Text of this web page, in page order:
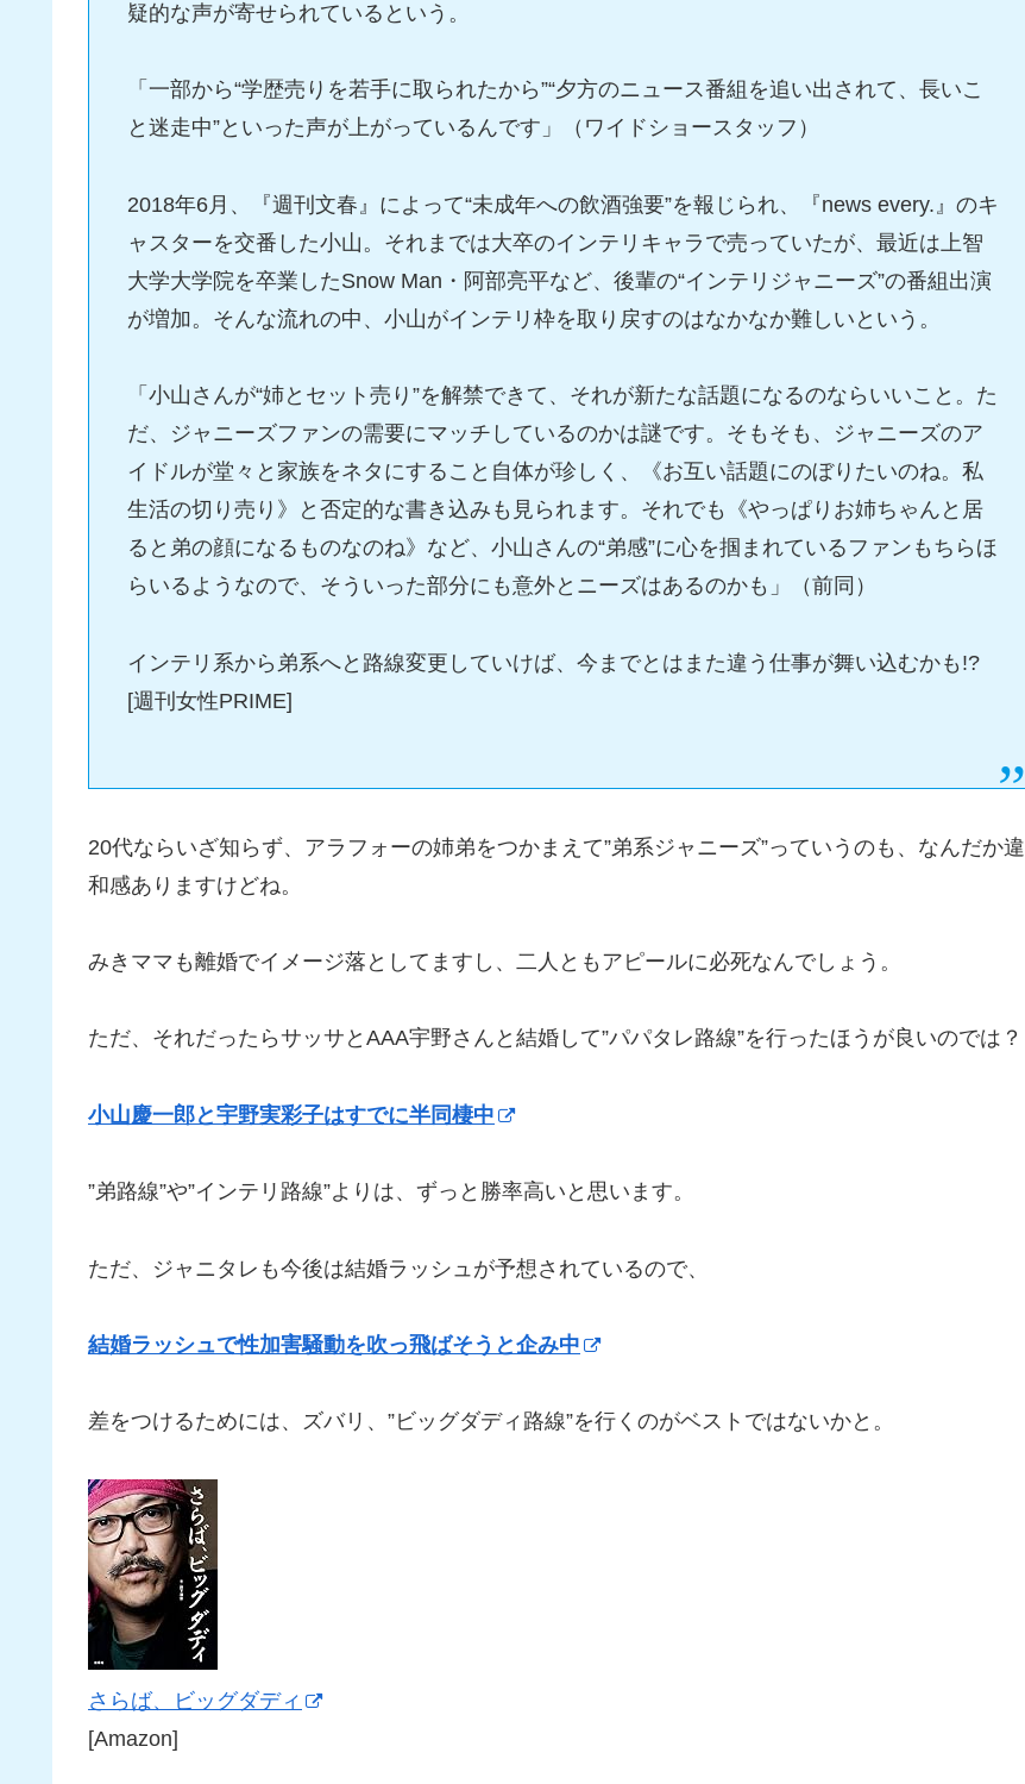
疑的な声が寄せられているという。
「一部から“学歴売りを若手に取られたから”“夕方のニュース番組を追い出されて、長いこ
と迷走中”といった声が上がっているんです」（ワイドショースタッフ）
2018年6月、『週刊文春』によって“未成年への飲酒強要”を報じられ、『news every.』のキ
ャスターを交番した小山。それまでは大卒のインテリキャラで売っていたが、最近は上智
大学大学院を卒業したSnow Man・阿部亮平など、後輩の“インテリジャニーズ”の番組出演
が増加。そんな流れの中、小山がインテリ枠を取り戻すのはなかなか難しいという。
「小山さんが“姉とセット売り”を解禁できて、それが新たな話題になるのならいいこと。た
だ、ジャニーズファンの需要にマッチしているのかは謎です。そもそも、ジャニーズのア
イドルが堂々と家族をネタにすること自体が珍しく、《お互い話題にのぼりたいのね。私
生活の切り売り》と否定的な書き込みも見られます。それでも《やっぱりお姉ちゃんと居
ると弟の顔になるものなのね》など、小山さんの“弟感”に心を掴まれているファンもちらほ
らいるようなので、そういった部分にも意外とニーズはあるのかも」（前同）
インテリ系から弟系へと路線変更していけば、今までとはまた違う仕事が舞い込むかも!?
[週刊女性PRIME]
20代ならいざ知らず、アラフォーの姉弟をつかまえて”弟系ジャニーズ”っていうのも、なんだか違
和感ありますけどね。
みきママも離婚でイメージ落としてますし、二人ともアピールに必死なんでしょう。
ただ、それだったらサッサとAAA宇野さんと結婚して”パパタレ路線”を行ったほうが良いのでは？
小山慶一郎と宇野実彩子はすでに半同棲中
”弟路線”や”インテリ路線”よりは、ずっと勝率高いと思います。
ただ、ジャニタレも今後は結婚ラッシュが予想されているので、
結婚ラッシュで性加害騒動を吹っ飛ばそうと企み中
差をつけるためには、ズバリ、”ビッグダディ路線”を行くのがベストではないかと。
さらば、ビッグダディ
[Amazon]